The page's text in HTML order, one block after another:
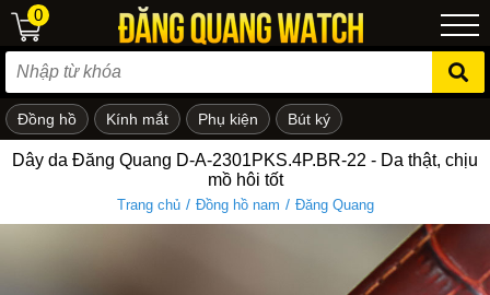
em
0
Đồng hồ Kính mắt Phụ kiện Bút ký
Dây da Đăng Quang D-A-2301PKS.4P.BR-22 - Da thật, chịu
mồ hôi tốt
Trang chủ / Đồng hồ nam / Đăng Quang